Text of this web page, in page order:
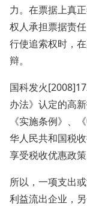
力。在票据上真
权人承担票据责
行使追索权时，
辩。
国科发火
办法》认定的高
《实施条例》、
华人民共和国税
享受税收优惠政策
所以，一项支出
利益流出企业，